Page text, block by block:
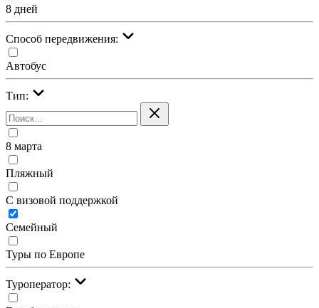
8 дней
Cпособ передвижения:
Автобус
Тип:
8 марта
Пляжный
С визовой поддержкой
Семейный
Туры по Европе
Туроператор: